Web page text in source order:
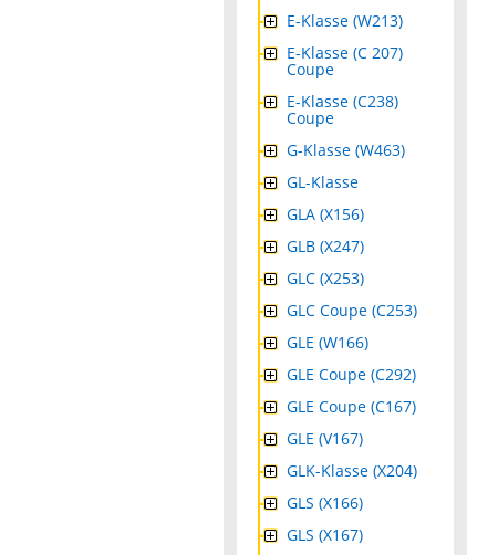
E-Klasse (W213)
E-Klasse (C 207)
Coupe
E-Klasse (C238)
Coupe
G-Klasse (W463)
GL-Klasse
GLA (X156)
GLB (X247)
GLC (X253)
GLC Coupe (C253)
GLE (W166)
GLE Coupe (C292)
GLE Coupe (C167)
GLE (V167)
GLK-Klasse (X204)
GLS (X166)
GLS (X167)